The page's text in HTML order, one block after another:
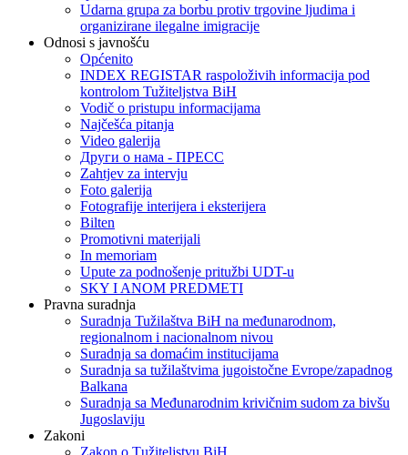
Udarna grupa za borbu protiv trgovine ljudima i
organizirane ilegalne imigracije
Odnosi s javnošću
Općenito
INDEX REGISTAR raspoloživih informacija pod
kontrolom Tužiteljstva BiH
Vodič o pristupu informacijama
Najčešća pitanja
Video galerija
Други о нама - ПРЕСC
Zahtjev za intervju
Foto galerija
Fotografije interijera i eksterijera
Bilten
Promotivni materijali
In memoriam
Upute za podnošenje pritužbi UDT-u
SKY I ANOM PREDMETI
Pravna suradnja
Suradnja Tužilaštva BiH na međunarodnom,
regionalnom i nacionalnom nivou
Suradnja sa domaćim institucijama
Suradnja sa tužilaštvima jugoistočne Evrope/zapadnog
Balkana
Suradnja sa Međunarodnim krivičnim sudom za bivšu
Jugoslaviju
Zakoni